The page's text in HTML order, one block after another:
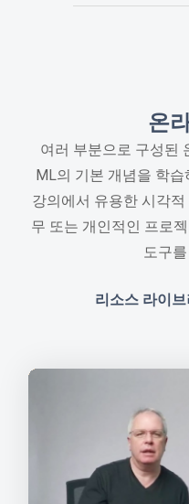
온
여러 부분으로 구성된
ML의 기본 개념을 학
강의에서 유용한 시각
무 또는 개인적인 프로
도구
리소스 라이